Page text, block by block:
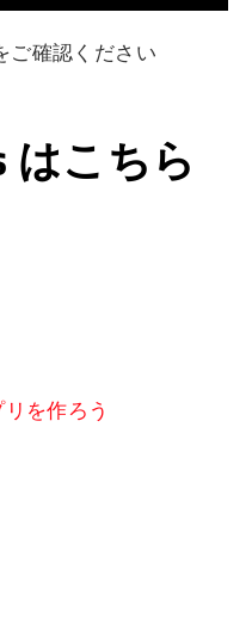
ご確認ください
はこちら
を作ろう